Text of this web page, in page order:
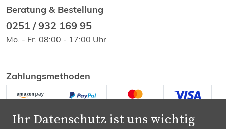
Ihr Datenschutz ist uns wichtig
Beratung & Bestellung
0251 / 932 169 95
Mo. - Fr. 08:00 - 17:00 Uhr
Zahlungsmethoden